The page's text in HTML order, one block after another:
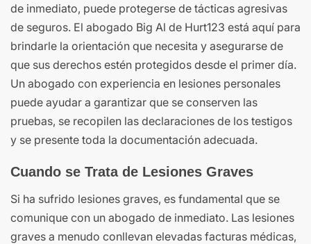
de inmediato, puede protegerse de tácticas agresivas
de seguros. El abogado Big Al de Hurt123 está aquí para
brindarle la orientación que necesita y asegurarse de
que sus derechos estén protegidos desde el primer día.
Un abogado con experiencia en lesiones personales
puede ayudar a garantizar que se conserven las
pruebas, se recopilen las declaraciones de los testigos
y se presente toda la documentación adecuada.
Cuando se Trata de Lesiones Graves
Si ha sufrido lesiones graves, es fundamental que se
comunique con un abogado de inmediato. Las lesiones
graves a menudo conllevan elevadas facturas médicas,